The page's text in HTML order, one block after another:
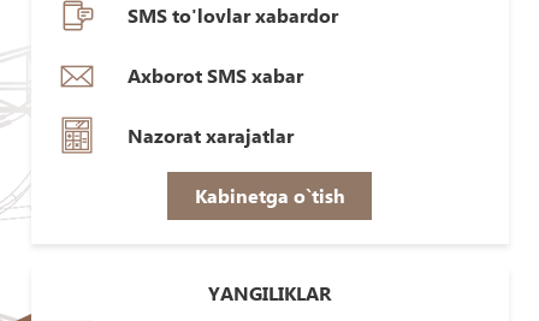
SMS to'lovlar xabardor
Axborot SMS xabar
Nazorat xarajatlar
Kabinetga o`tish
YANGILIKLAR